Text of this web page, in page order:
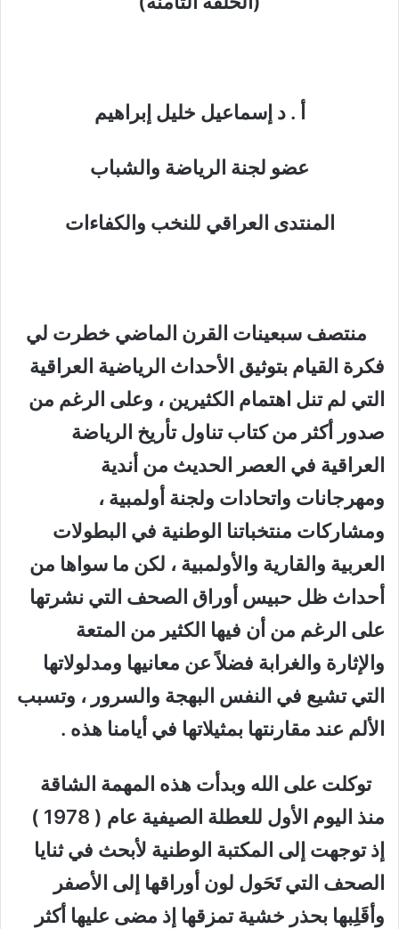
أ . د إسماعيل خليل إبراهيم
عضو لجنة الرياضة والشباب
المنتدى العراقي للنخب والكفاءات
منتصف سبعينات القرن الماضي خطرت لي
فكرة القيام بتوثيق الأحداث الرياضية العراقية
التي لم تنل اهتمام الكثيرين ، وعلى الرغم من
صدور أكثر من كتاب تناول تأريخ الرياضة
العراقية في العصر الحديث من أندية
ومهرجانات واتحادات ولجنة أولمبية ،
ومشاركات منتخباتنا الوطنية في البطولات
العربية والقارية والأولمبية ، لكن ما سواها من
أحداث ظل حبيس أوراق الصحف التي نشرتها
على الرغم من أن فيها الكثير من المتعة
والإثارة والغرابة فضلاً عن معانيها ومدلولاتها
التي تشيع في النفس البهجة والسرور ، وتسبب
الألم عند مقارنتها بمثيلاتها في أيامنا هذه .
توكلت على الله وبدأت هذه المهمة الشاقة
منذ اليوم الأول للعطلة الصيفية عام ( 1978 )
إذ توجهت إلى المكتبة الوطنية لأبحث في ثنايا
الصحف التي تَحَول لون أوراقها إلى الأصفر
وأقَلِبها بحذر خشية تمزقها إذ مضى عليها أكثر